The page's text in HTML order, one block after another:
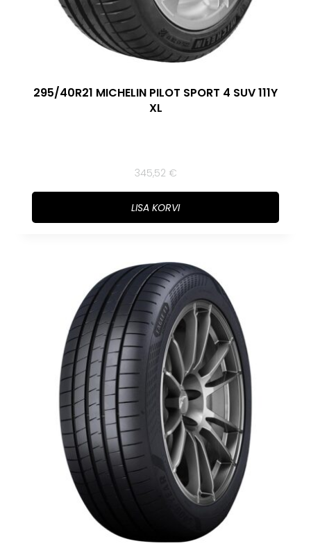
295/40R21 MICHELIN PILOT SPORT 4 SUV 111Y
XL
345,52 €
LISA KORVI